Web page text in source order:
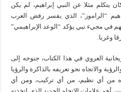
يتكلم مثلا عن النبي إبراهيم، لم يكن
“الراموز”، الذي يفسر رفض العرب
في مجيء نبي يؤكد “الوعد الإبراهيمي”
وغربا.
العروي في هذا الكتاب، جنوحه إلى
والاتجاه نحو تعريفه بالذاكرة والرؤيا
السامية15، ونفوره من أي نظيم، من أي تركيب، ومن أي